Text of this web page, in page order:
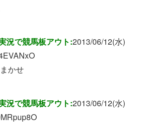
況で競馬板アウト:2013/06/12(水)
かせ
況で競馬板アウト:2013/06/12(水)